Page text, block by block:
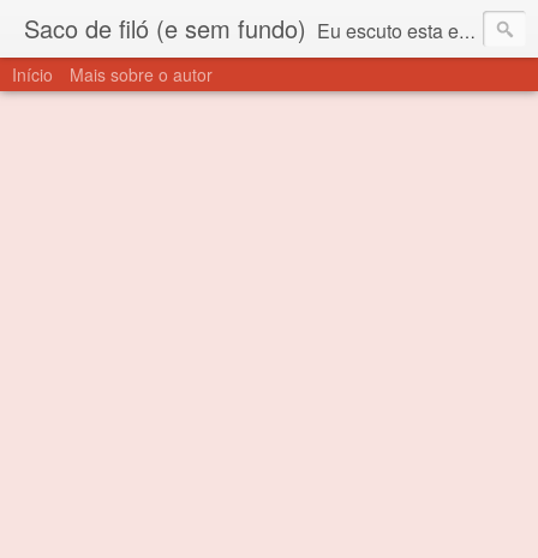
Saco de filó (e sem fundo) Eu escuto esta expressão "saco de filó" desde criança. Para quem não sabe, filó é um tecido todo furadinho e permite que um saco feito com ele, mesmo que muito exposto ao ar soprado para dentro, nunca vai se encher. Aí está o propósito deste nome... Para viver em sociedade tem que ter saco de filó.
Início Mais sobre o autor